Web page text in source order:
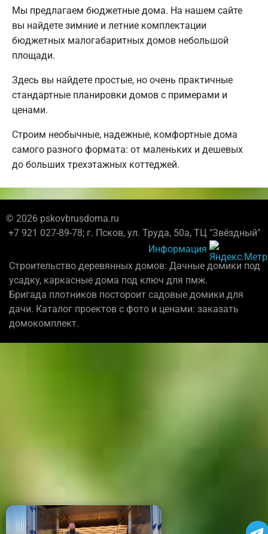
Мы предлагаем бюджетные дома. На нашем сайте
вы найдете зимние и летние комплектации
бюджетных малогабаритных домов небольшой
площади.
Здесь вы найдете простые, но очень практичные
стандартные планировки домов с примерами и
ценами.
Строим необычные, надежные, комфортные дома
самого разного формата: от маленьких и дешевых
до больших трехэтажных коттеджей.
© 2026 pskovbrusdoma.ru
+7 921 027-89-78; г. Псков, ул. Труда, 50а, ТЦ "Звёздный"
Информация
Строительство деревянных домов: Дачные домики под
усадку, каркасные дома под ключ для пмж.
Бригада плотников постороит садовые домики для
дачи. Каталог проектов с фото и ценами: заказать
домокомплект.